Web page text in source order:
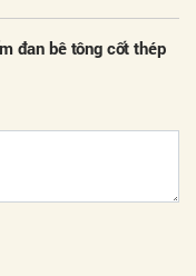
đan bê tông cốt thép